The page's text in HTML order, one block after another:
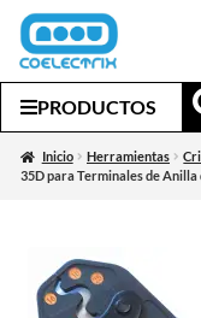
PRODUCTOS
Inicio Herramientas
35D para Terminales de Anilla